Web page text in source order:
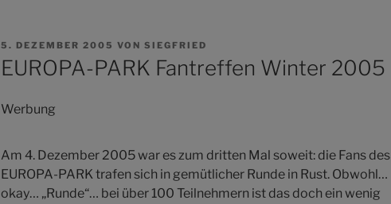
VERÖFFENTLICHT
AM
5. DEZEMBER 2005 VON SIEGFRIED
EUROPA-PARK Fantreffen Winter 2005
Werbung
Am 4. Dezember 2005 war es zum dritten Mal soweit: die Fans des
EUROPA-PARK trafen sich in gemütlicher Runde in Rust. Obwohl…
okay… „Runde“… bei über 100 Teilnehmern ist das doch ein wenig